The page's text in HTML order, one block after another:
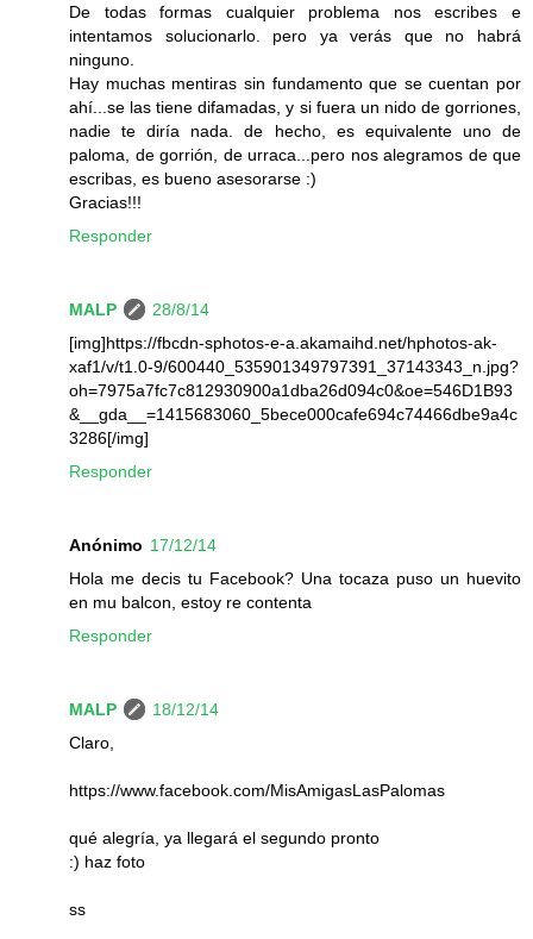
De todas formas cualquier problema nos escribes e
intentamos solucionarlo. pero ya verás que no habrá
ninguno.
Hay muchas mentiras sin fundamento que se cuentan por
ahí...se las tiene difamadas, y si fuera un nido de gorriones,
nadie te diría nada. de hecho, es equivalente uno de
paloma, de gorrión, de urraca...pero nos alegramos de que
escribas, es bueno asesorarse :)
Gracias!!!
Responder
MALP
28/8/14
[img]https://fbcdn-sphotos-e-a.akamaihd.net/hphotos-ak-
xaf1/v/t1.0-9/600440_535901349797391_37143343_n.jpg?
oh=7975a7fc7c812930900a1dba26d094c0&oe=546D1B93
&__gda__=1415683060_5bece000cafe694c74466dbe9a4c
3286[/img]
Responder
Anónimo 17/12/14
Hola me decis tu Facebook? Una tocaza puso un huevito
en mu balcon, estoy re contenta
Responder
MALP
18/12/14
Claro,
https://www.facebook.com/MisAmigasLasPalomas
qué alegría, ya llegará el segundo pronto
:) haz foto
ss